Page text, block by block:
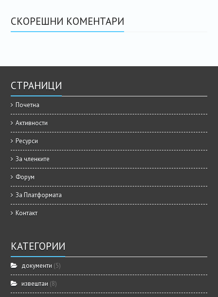
СКОРЕШНИ КОМЕНТАРИ
СТРАНИЦИ
Почетна
Активности
Ресурси
За членките
Форум
За Платформата
Контакт
КАТЕГОРИИ
документи (5)
извештаи (8)